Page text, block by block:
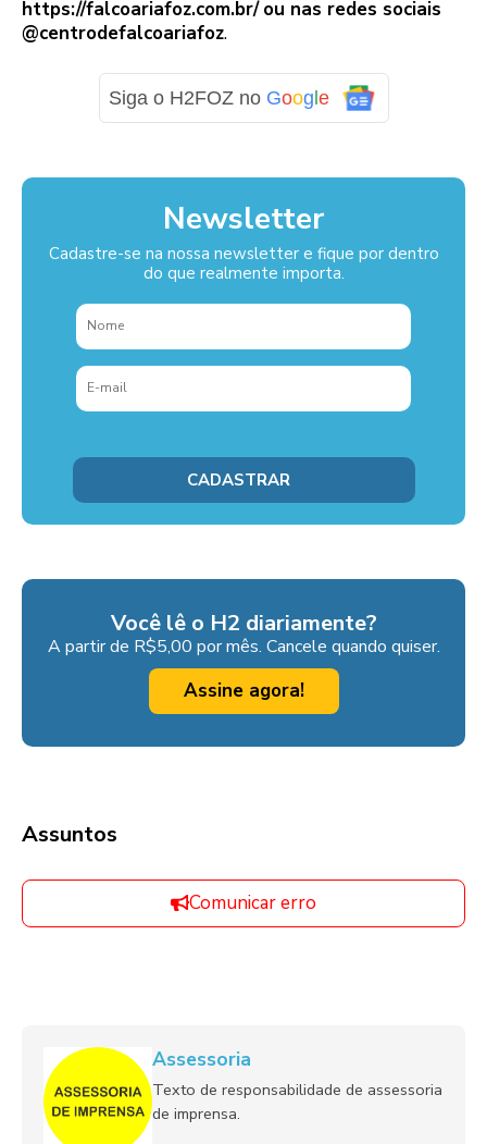
https://falcoariafoz.com.br/ ou nas redes sociais
@centrodefalcoariafoz.
Siga o H2FOZ no Goog e
Newsletter
Cadastre-se na nossa newsletter e fique por dentro
do que realmente importa.
Você lê o H2 diariamente?
A partir de R$5,00 por mês. Cancele quando quiser.
Assine agora!
Assuntos
Comunicar erro
Assessoria
Texto de responsabilidade de assessoria
de imprensa.